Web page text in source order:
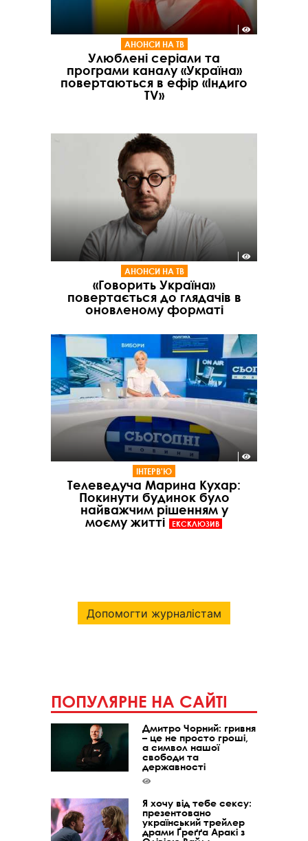
АНОНСИ НА ТВ
Улюблені серіали та
програми каналу «Україна»
повертаються в ефір «Індиго
TV»
АНОНСИ НА ТВ
«Говорить Україна»
повертається до глядачів в
оновленому форматі
ІНТЕРВ'Ю
Телеведуча Марина Кухар:
Покинути будинок було
найважчим рішенням у
моєму житті
ЕКСКЛЮЗИВ
Допомогти журналістам
ПОПУЛЯРНЕ НА САЙТІ
Дмитро Чорний: гривня
– це не просто гроші,
а символ нашої
свободи та
державності
Я хочу від тебе сексу:
презентовано
український трейлер
драми Ґреґґа Аракі з